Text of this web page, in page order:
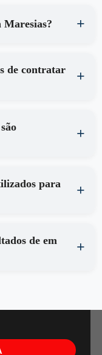
o processo de em Maresias?
de contratar
para
de em